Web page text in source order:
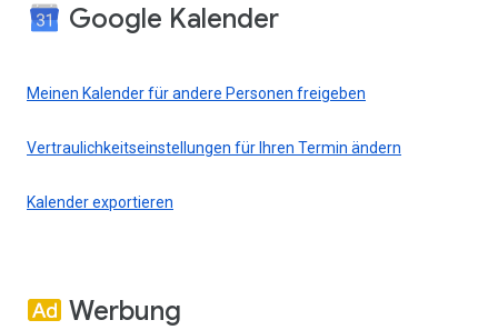
Google Kalender
Meinen Kalender für andere Personen freigeben
Vertraulichkeitseinstellungen für Ihren Termin ändern
Kalender exportieren
Werbung